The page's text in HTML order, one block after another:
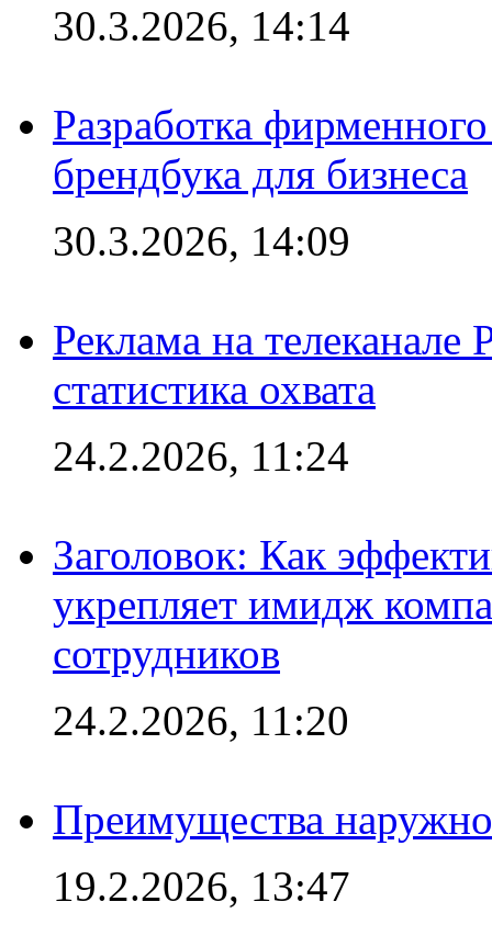
30.3.2026, 14:14
Разработка
брендбука для бизнеса
30.3.2026, 14:09
Реклама на
статистика охвата
24.2.2026, 11:24
Заголовок: Как
укрепляет имидж
сотрудников
24.2.2026, 11:20
Преимущества
19.2.2026, 13:47